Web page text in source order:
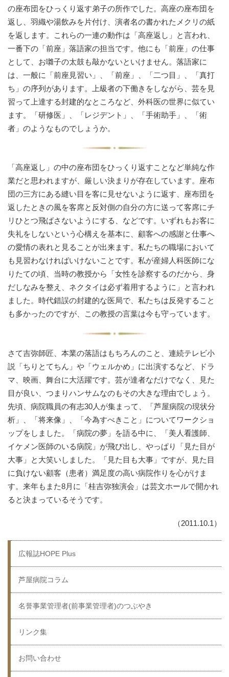
の座布団をひっくり返す弟子の所作でした。高座の座布団を
返し、羽織や湯飲みを片付け、演者名の書かれたメクリの紙
を返します。これらの一連の動作は「高座返し」と言われ、
一番下の「前座」落語家の担当です。他にも「前座」の仕事
として、お囃子の太鼓も敲かないといけません。落語家に
は、一般に「前座見習い」、「前座」、「二つ目」、「真打
ち」の序列があります。上級者の下働きをしながら、芸を見
習って上達する封建的なところなど、外科医の世界に似てい
ます。「研修医」、「レジデント」、「手術助手」、「術
者」のようなものでしょうか。
「高座返し」の中の座布団をひっくり返すことなど単純な作
業だと思われますが、厳しい決まりが存在しています。座布
団の三方にある縫い目を客に見せないように返す、座布団を
返したときの風を客席と反対側の自分の方に送って客席にチ
リひとつ飛ばさないようにする、などです。いずれもお客に
失礼をしないという心構えを基本に、顧客への感謝と仕事へ
の愛情の表れと見ることが出来ます。私たちの職場において
も見習わなければいけないことです。私が産婦人科医師にな
りたての頃、当時の教授から「女性を診察するのだから、身
だしなみを整え、ネクタイは必ず着用するように」と言われ
ました。時代錯誤の封建的な医局で、私たちは反発すること
も多かったのですが、この教授の言葉は今も守っています。
さて吉弥師匠、本業の落語はもちろんのこと、連続テレビ小
説「ちりとてちん」や「ウェルかめ」に出演するなど、ドラ
マ、映画、舞台に大活躍です。芸が達者なだけでなく、見た
目が良い、つまりハンサムなのもその大きな理由でしょう。
先頃、病院職員の有志30人が集まって、「芦屋病院の現状分
析」、「将来像」、「今為すべきこと」についてワークショ
ップをしました。「病院の夢」を語る中に、「美人看護師、
イケメン医師のいる病院」が飛び出し、やっぱり「見た目が
大事」と大笑いしました。「見た目も大事」ですが、見た目
に負けない顧客（患者）満足度の高い病院作りを心がけま
す。来年もまた8月に「桂吉弥独演会」は芸文ホールで開かれ
ると決まっているそうです。
（2011.10.1）
広報誌HOPE Plus
芦屋病院コラム
名誉事業管理者(前事業管理者)のつぶやき
リンク集
お問い合わせ